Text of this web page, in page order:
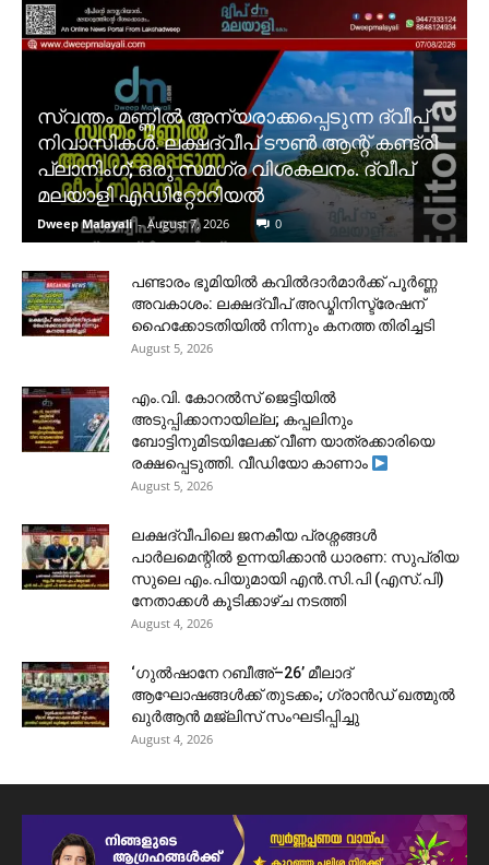
സ്വന്തം മണ്ണിൽ അന്യരാക്കപ്പെടുന്ന ദ്വീപ്
നിവാസികൾ. ലക്ഷദ്വീപ് ടൗൺ ആന്റ് കണ്ട്രി
പ്ലാനിംഗ്; ഒരു സമഗ്ര വിശകലനം. ദ്വീപ്
മലയാളി എഡിറ്റോറിയൽ
Dweep Malayali - August 7, 2026 0
പണ്ടാരം ഭൂമിയിൽ കവിൽദാർമാർക്ക് പൂർണ്ണ
അവകാശം: ലക്ഷദ്വീപ് അഡ്മിനിസ്ട്രേഷന്
ഹൈക്കോടതിയിൽ നിന്നും കനത്ത തിരിച്ചടി
August 5, 2026
​എം.വി. കോറൽസ് ജെട്ടിയിൽ
അടുപ്പിക്കാനായില്ല; കപ്പലിനും
ബോട്ടിനുമിടയിലേക്ക് വീണ യാത്രക്കാരിയെ
രക്ഷപ്പെടുത്തി. വീഡിയോ കാണാം
August 5, 2026
ലക്ഷദ്വീപിലെ ജനകീയ പ്രശ്നങ്ങൾ
പാർലമെന്റിൽ ഉന്നയിക്കാൻ ധാരണ: സുപ്രിയ
സുലെ എം.പിയുമായി എൻ.സി.പി (എസ്.പി)
നേതാക്കൾ കൂടിക്കാഴ്ച നടത്തി
August 4, 2026
‘ഗുൽഷാനേ റബീഅ്–26’ മീലാദ്
ആഘോഷങ്ങൾക്ക് തുടക്കം; ഗ്രാൻഡ് ഖത്മുൽ
ഖുർആൻ മജ്‌ലിസ് സംഘടിപ്പിച്ചു
August 4, 2026